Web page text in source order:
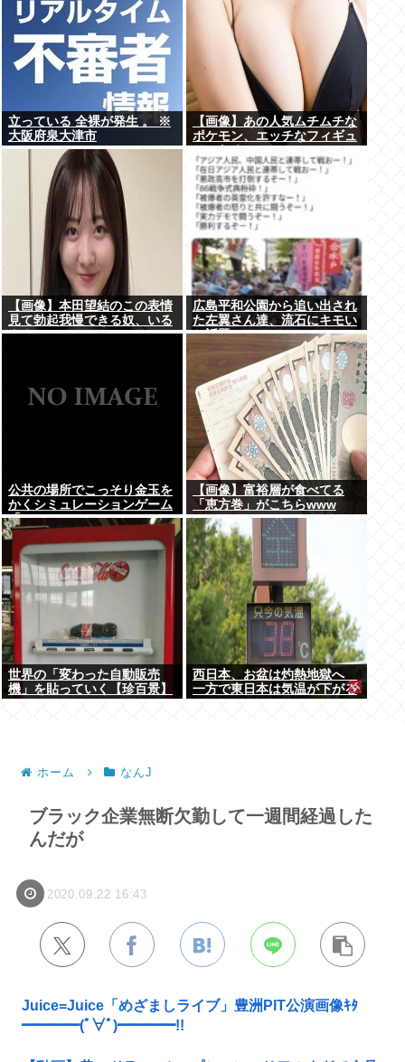
立っている 全裸が発生 。 ※
大阪府泉大津市
【画像】あの人気ムチムチな
ポケモン、エッチなフィギュ
【画像】本田望結のこの表情
見て勃起我慢できる奴、いる
ん？
広島平和公園から追い出され
た左翼さん達、流石にキモい
と話題に
公共の場所でこっそり金玉を
かくシミュレーションゲーム
「Ball Scratch Simulator」
がSteamで発表される
【画像】富裕層が食べてる
「恵方巻」がこちらwww
世界の「変わった自動販売
機」を貼っていく【珍百景】
西日本、お盆は灼熱地獄へ
一方で東日本は気温が下がる
ホーム なんJ
ブラック企業無断欠勤して一週間経過した
んだが
2020.09.22 16:43
Juice=Juice「めざましライブ」豊洲PIT公演画像ｷﾀ
━━━━(ﾟ∀ﾟ)━━━━!!